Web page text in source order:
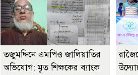
তজুমদ্দিনে এমপিও জালিয়াতির
অভিযোগ: মৃত শিক্ষকের ব্যাংক